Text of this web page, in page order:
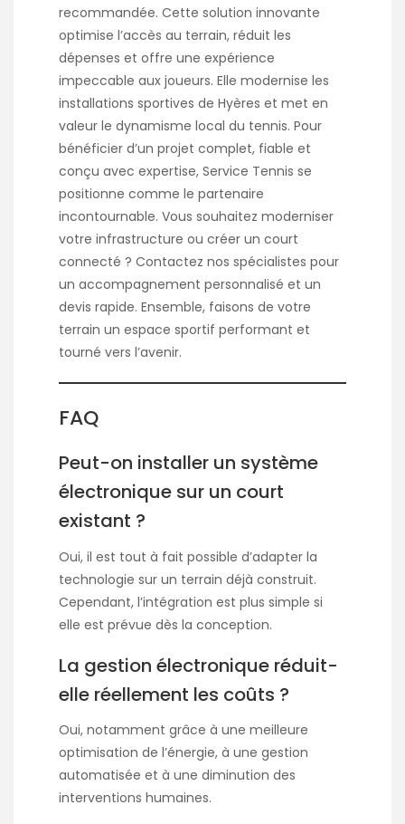
recommandée. Cette solution innovante
optimise l’accès au terrain, réduit les
dépenses et offre une expérience
impeccable aux joueurs. Elle modernise les
installations sportives de Hyères et met en
valeur le dynamisme local du tennis. Pour
bénéficier d’un projet complet, fiable et
conçu avec expertise, Service Tennis se
positionne comme le partenaire
incontournable. Vous souhaitez moderniser
votre infrastructure ou créer un court
connecté ? Contactez nos spécialistes pour
un accompagnement personnalisé et un
devis rapide. Ensemble, faisons de votre
terrain un espace sportif performant et
tourné vers l’avenir.
FAQ
Peut-on installer un système
électronique sur un court
existant ?
Oui, il est tout à fait possible d’adapter la
technologie sur un terrain déjà construit.
Cependant, l’intégration est plus simple si
elle est prévue dès la conception.
La gestion électronique réduit-
elle réellement les coûts ?
Oui, notamment grâce à une meilleure
optimisation de l’énergie, à une gestion
automatisée et à une diminution des
interventions humaines.